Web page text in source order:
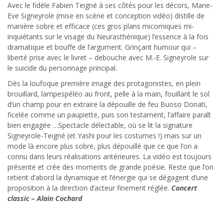
Avec le fidèle Fabien Teigné à ses côtés pour les décors, Marie-
Eve Signeyrole (mise en scène et conception vidéo) distille de
manière sobre et efficace (ces gros plans micomiques mi-
inquiétants sur le visage du Neurasthénique) l’essence à la fois
dramatique et bouffe de l’argument. Grinçant humour qui –
liberté prise avec le livret – debouche avec M.-E. Signeyrole sur
le suicide du personnage principal.
Dès la loufoque première image des protagonistes, en plein
brouillard, lampespéléo au front, pelle à la main, fouillant le sol
d’un champ pour en extraire la dépouille de feu Buoso Donati,
ficelée comme un paupiette, puis son testament, l’affaire paraît
bien engagée …Spectacle délectable, où se lit la signature
Signeyrole-Teigné (et Yashi pour les costumes !) mais sur un
mode là encore plus sobre, plus dépouillé que ce que l’on a
connu dans leurs réalisations antérieures. La vidéo est toujours
présente et crée des moments de grande poésie. Reste que l’on
retient d’abord la dynamique et l’énergie qui se dégagent d’une
proposition à la direction d’acteur finement réglée. Concert
classic – Alain Cochard